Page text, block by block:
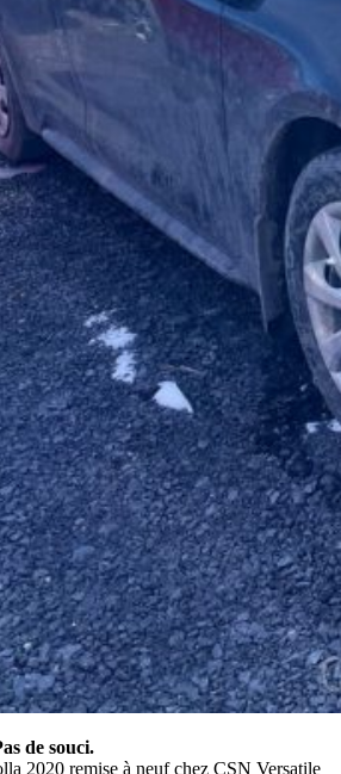
de souci.
2020 remise à neuf chez CSN Versatile